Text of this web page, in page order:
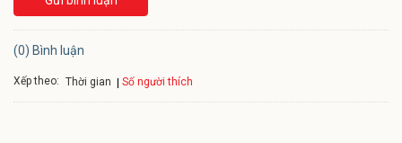
(0) Bình luận
Xếp theo: Thời gian Số người thích